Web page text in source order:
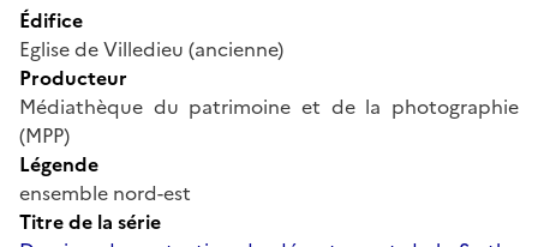
Édifice
Eglise de Villedieu (ancienne)
Producteur
Médiathèque du patrimoine et de la photographie
(MPP)
Légende
ensemble nord-est
Titre de la série